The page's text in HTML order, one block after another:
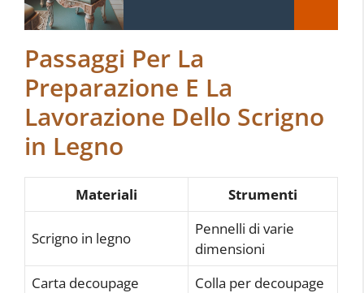
Passaggi Per La
Preparazione E La
Lavorazione Dello Scrigno
in Legno
Materiali Strumenti
Scrigno in legno
Pennelli di varie
dimensioni
Carta decoupage
Colla per decoupage